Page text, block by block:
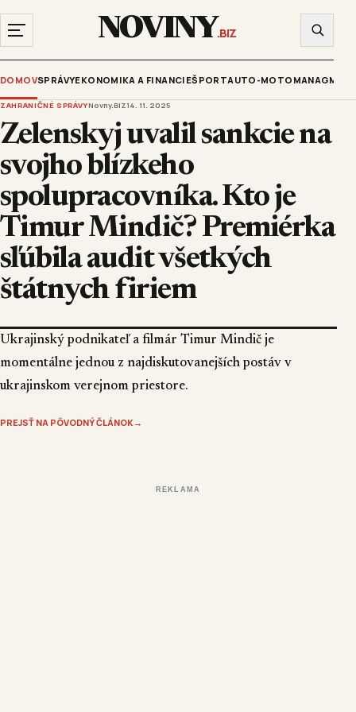
NOVINY.BIZ
DOMOVSPRÁVYEKONOMIKA A FINANCIEŠPORTAUTO-MOTO
ZAHRANIČNÉ SPRÁVYNovny.BIZ14. 11. 2025
Zelenskyj uvalil sankcie na
svojho blízkeho
spolupracovníka. Kto je
Timur Mindič? Premiérka
sľúbila audit všetkých
štátnych firiem
Ukrajinský podnikateľ a filmár Timur Mindič je
momentálne jednou z najdiskutovanejších postáv v
ukrajinskom verejnom priestore.
PREJSŤ NA PÔVODNÝ ČLÁNOK →
REKLAMA